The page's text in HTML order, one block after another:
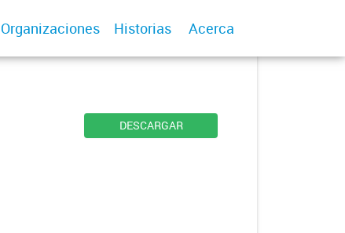
Organizaciones Historias Acerca
DESCARGAR